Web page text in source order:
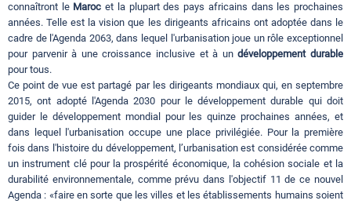
connaîtront le Maroc et la plupart des pays africains dans les prochaines
années. Telle est la vision que les dirigeants africains ont adoptée dans le
cadre de l'Agenda 2063, dans lequel l'urbanisation joue un rôle exceptionnel
pour parvenir à une croissance inclusive et à undéveloppement durable
pour tous.
Ce point de vue est partagé par les dirigeants mondiaux qui, en septembre
2015, ont adopté l'Agenda 2030 pour le développement durable qui doit
guider le développement mondial pour les quinze prochaines années, et
dans lequel l'urbanisation occupe une place privilégiée. Pour la première
fois dans l'histoire du développement, l’urbanisation est considérée comme
un instrument clé pour la prospérité économique, la cohésion sociale et la
durabilité environnementale, comme prévu dans l'objectif 11 de ce nouvel
Agenda : «faire en sorte que les villes et les établissements humains soient